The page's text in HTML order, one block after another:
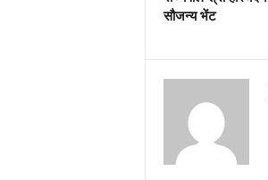
सौजन्य भेंट